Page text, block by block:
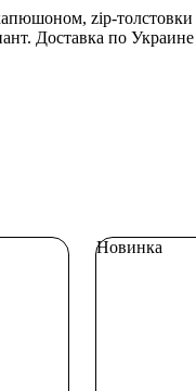
zip-
Доставка по
Новинка